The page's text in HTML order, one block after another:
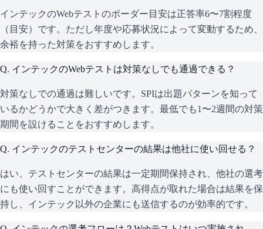
インテックのWebテストのボーダー目安は正答率6〜7割程度
（目安）です。ただし年度や応募状況によって変動するため、
余裕を持った対策をおすすめします。
Q. インテックのWebテストは対策なしでも通過できる？
対策なしでの通過は難しいです。SPIは出題パターンを知って
いるかどうかで大きく差がつきます。最低でも1〜2週間の対策
期間を設けることをおすすめします。
Q. インテックのテストセンターの結果は他社に使い回せる？
はい、テストセンターの結果は一定期間保持され、他社の選考
にも使い回すことができます。高得点が取れた場合は結果を保
持し、インテック以外の企業にも送信するのが効率的です。